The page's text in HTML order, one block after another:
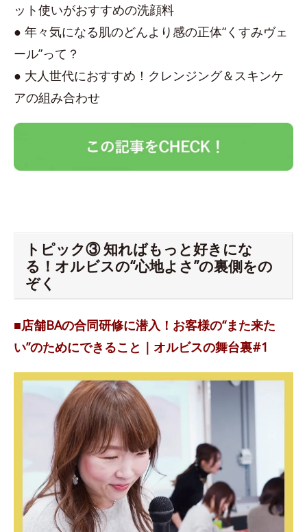
ット使いがおすすめの洗顔料
● 年々気になる肌のどんより感の正体“くすみヴェ
ール”って？
● 大人世代におすすめ！クレンジング＆スキンケ
アの組み合わせ
トピック③ 知ればもっと好きにな
る！オルビスの“心地よさ”の裏側をの
ぞく
■店舗BAの合同研修に潜入！お客様の“また来た
い”のためにできること｜オルビスの舞台裏#1